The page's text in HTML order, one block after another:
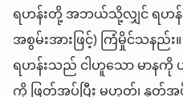
ရဟန်းတို့ အဘယ်သို့လျှင် ရဟန်
အစွမ်းအားဖြင့်) ကြံမှိုင်သန
ရဟန်းသည် ငါဟူသော မာနကို